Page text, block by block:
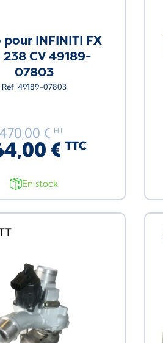
pour INFINITI FX
CV 49189-
07803
Ref. 49189-07803
470,00 € HT
€ TTC
En stock